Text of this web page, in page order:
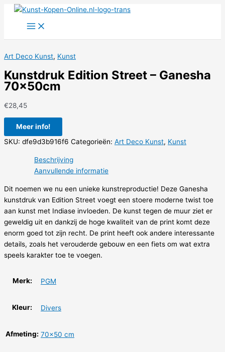
Art Deco Kunst, Kunst
Kunstdruk Edition Street – Ganesha
70x50cm
€28,45
Meer info!
SKU: dfe9d3b916f6 Categorieën: Art Deco Kunst, Kunst
Beschrijving
Aanvullende informatie
Dit noemen we nu een unieke kunstreproductie! Deze Ganesha
kunstdruk van Edition Street voegt een stoere moderne twist toe
aan kunst met Indiase invloeden. De kunst tegen de muur ziet er
geweldig uit en dankzij de hoge kwaliteit van de print komt deze
enorm goed tot zijn recht. De print heeft ook andere interessante
details, zoals het verouderde gebouw en een fiets om wat extra
speels karakter toe te voegen.
Merk: PGM
Kleur: Divers
Afmeting: 70×50 cm